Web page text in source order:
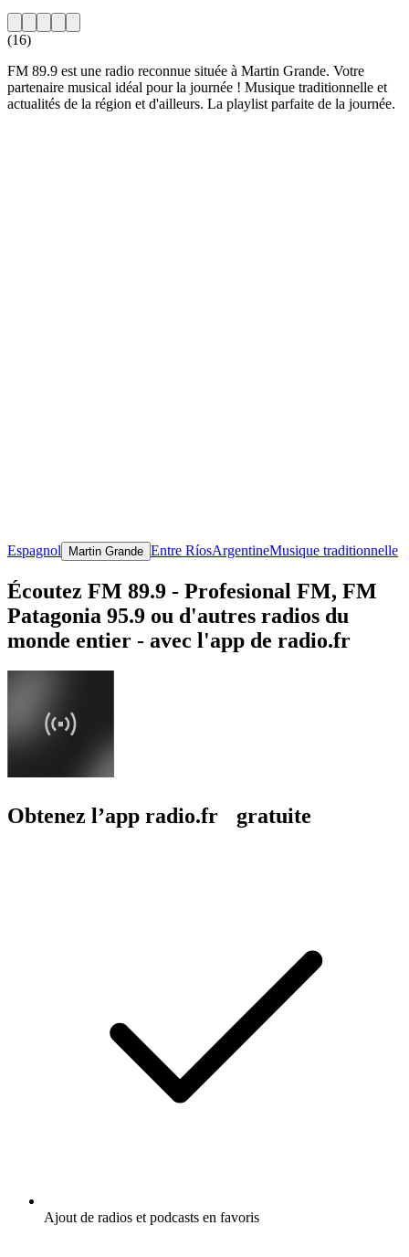
(16)
FM 89.9 est une radio reconnue située à Martin Grande. Votre
partenaire musical idéal pour la journée ! Musique traditionnelle et
actualités de la région et d'ailleurs. La playlist parfaite de la journée.
Espagnol Martin Grande Entre RíosArgentineMusique traditionnelle
Écoutez FM 89.9 - Profesional FM, FM
Patagonia 95.9 ou d'autres radios du
monde entier - avec l'app de radio.fr
Obtenez l’app radio.fr gratuite
Ajout de radios et podcasts en favoris